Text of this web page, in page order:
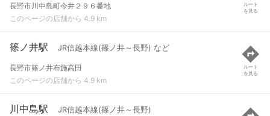
長野市川中島町今井２９６番地
このページの店舗から 4.9 km
ルート
を見る
篠ノ井駅 JR信越本線(篠ノ井～長野) など
長野市篠ノ井布施高田
このページの店舗から 4.9 km
ルート
を見る
川中島駅 JR信越本線(篠ノ井～長野)